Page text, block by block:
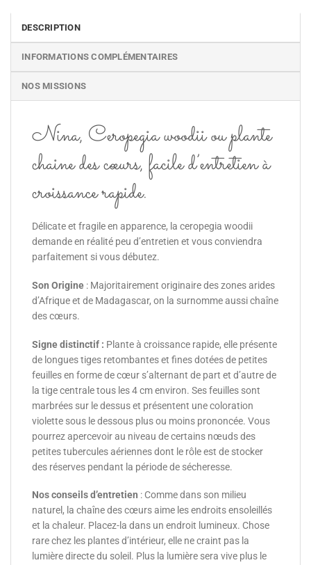
DESCRIPTION
INFORMATIONS COMPLÉMENTAIRES
NOS MISSIONS
Nina, Ceropegia woodii ou plante
chaine des cœurs, facile d’entretien à
croissance rapide.
Délicate et fragile en apparence, la ceropegia woodii
demande en réalité peu d’entretien et vous conviendra
parfaitement si vous débutez.
Son Origine : Majoritairement originaire des zones arides
d’Afrique et de Madagascar, on la surnomme aussi chaîne
descœurs.
Signe distinctif : Plante à croissance rapide, elle présente
de longues tiges retombantes et fines dotées de petites
feuilles en forme de cœur s’alternant de part et d’autre de
la tige centrale tous les 4 cm environ. Ses feuilles sont
marbrées sur le dessus et présentent une coloration
violette sous le dessous plus ou moins prononcée. Vous
pourrez apercevoir au niveau de certains nœuds des
petites tubercules aériennes dont le rôle est de stocker
des réserves pendant la période de sécheresse.
Nos conseils d’entretien : Comme dans son milieu
naturel, la chaîne des cœurs aime les endroits ensoleillés
et la chaleur. Placez-la dans un endroit lumineux. Chose
rare chez les plantes d’intérieur, elle ne craint pas la
lumière directe du soleil. Plus la lumière sera vive plus le